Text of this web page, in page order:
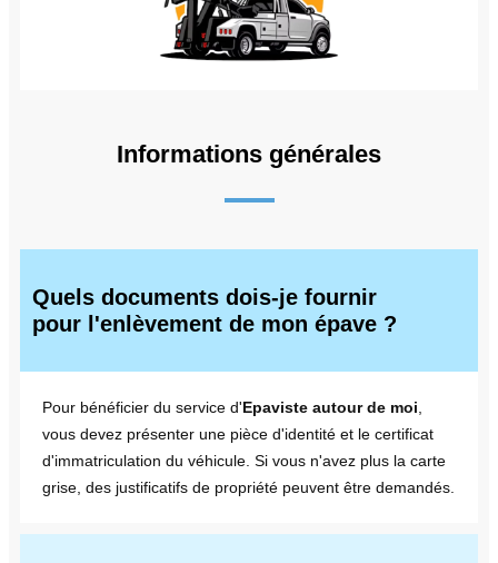
Informations générales
Quels documents dois-je fournir
pour l'enlèvement de mon épave ?
Pour bénéficier du service d'Epaviste autour de moi
vous devez présenter une pièce d'identité et le certificat
d'immatriculation du véhicule. Si vous n'avez plus la carte
grise, des justificatifs de propriété peuvent être demandés.